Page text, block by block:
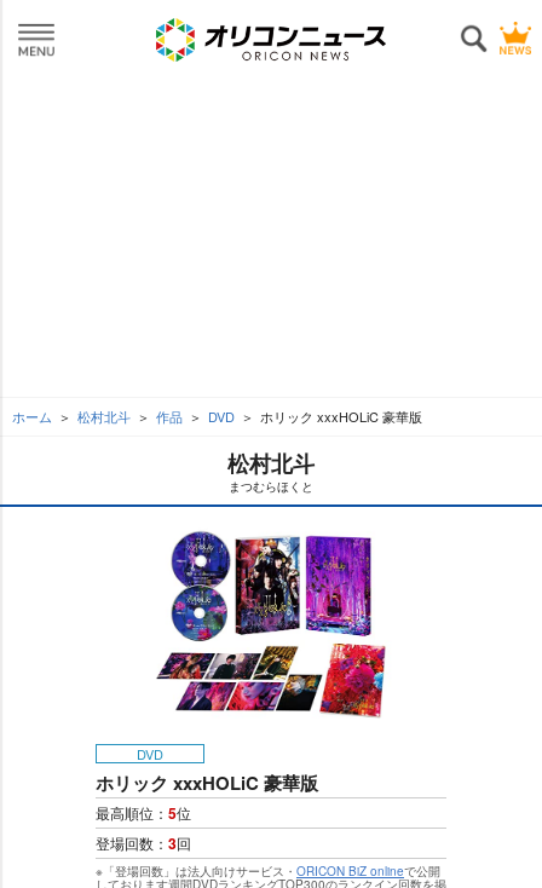
ホーム 松村北斗 作品 DVD ホリック xxxHOLiC 豪華版
松村北斗
まつむらほくと
DVD
ホリック xxxHOLiC 豪華版
最高順位： 5位
登場回数： 3回
※「登場回数」は法人向けサービス・ ORICON BiZ onlineで公開
しております週間DVDランキングTOP300のランクイン回数を掲